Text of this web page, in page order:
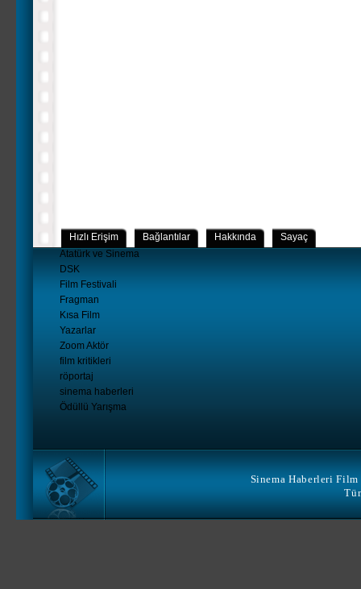
Hızlı Erişim Bağlantılar Hakkında
Sayaç
Atatürk ve Sinema
DSK
Film Festivali
Fragman
Kısa Film
Yazarlar
Zoom Aktör
film kritikleri
röportaj
sinema haberleri
Ödüllü Yarışma
Sinema Haberleri